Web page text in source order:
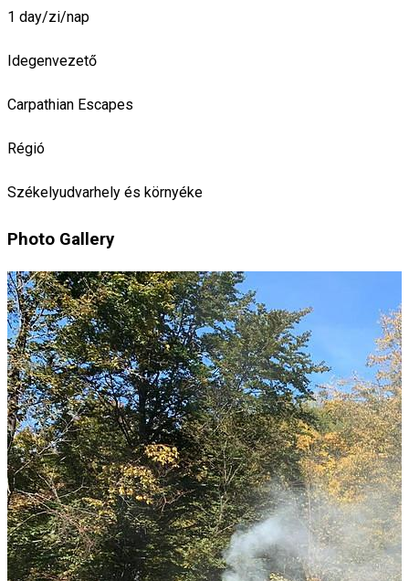
1 day/zi/nap
Idegenvezető
Carpathian Escapes
Régió
Székelyudvarhely és környéke
Photo Gallery